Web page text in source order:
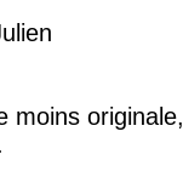
moins originale,